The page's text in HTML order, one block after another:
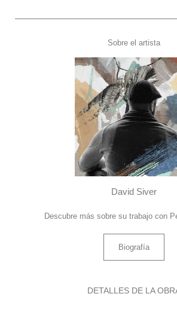
Sobre el artista
David Siver
Descubre más sobre su trabajo con
Biografía
DETALLES DE LA